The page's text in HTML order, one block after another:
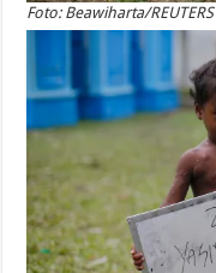
Foto: Beawiharta/REUTERS